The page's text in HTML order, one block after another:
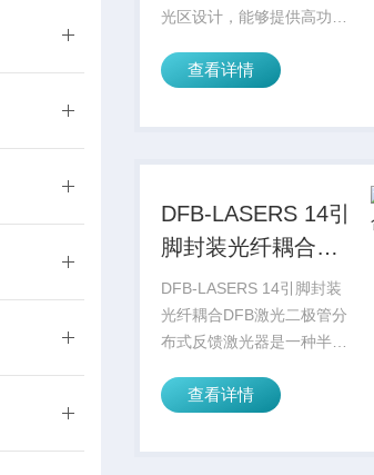
光区设计，能够提供高功
光输出，广泛应用于工业、
域。它的优势在于良好的热
查看详情
DFB-LASERS 14引
脚封装光纤耦合
DFB激光二极管
DFB-LASERS 14引脚封装
光纤耦合DFB激光二极管分
布式反馈激光器是一种半导
有源波导的布拉格反射来巩
设计确保了提高的波长稳定
查看详情